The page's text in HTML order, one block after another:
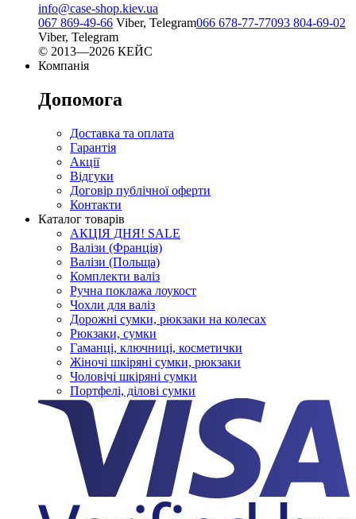
info@case-shop.kiev.ua
067 869-49-66 Viber, Telegram066 678-77-77093 804-69-02
Viber, Telegram
© 2013—2026 КЕЙС
Компанія
Допомога
Доставка та оплата
Гарантія
Акції
Відгуки
Договір публічної оферти
Контакти
Каталог товарів
АКЦІЯ ДНЯ! SALE
Валізи (Франція)
Валізи (Польща)
Комплекти валіз
Ручна поклажа лоукост
Чохли для валіз
Дорожні сумки, рюкзаки на колесах
Рюкзаки, сумки
Гаманці, ключниці, косметички
Жіночі шкіряні сумки, рюкзаки
Чоловічі шкіряні сумки
Портфелі, ділові сумки